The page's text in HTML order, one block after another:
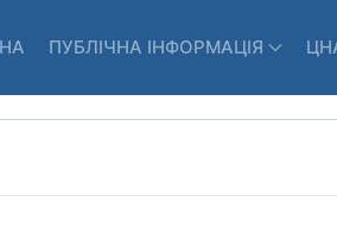
ПУБЛІЧНА ІНФОРМАЦІЯ